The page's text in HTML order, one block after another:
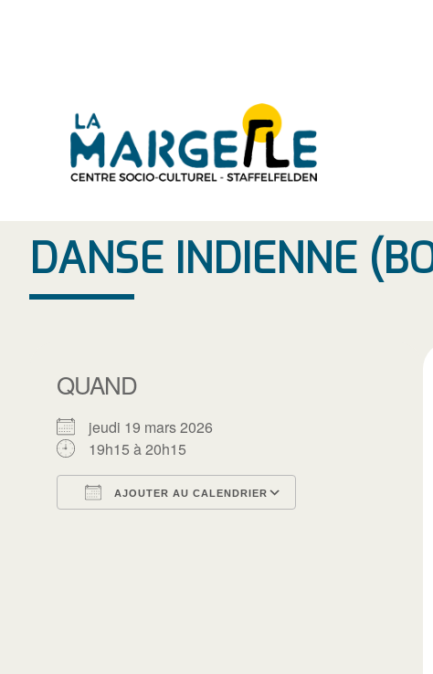
DANSE INDIENNE
QUAND
jeudi 19 mars 2026
19h15 à 20h15
AJOUTER AU CALENDRIER